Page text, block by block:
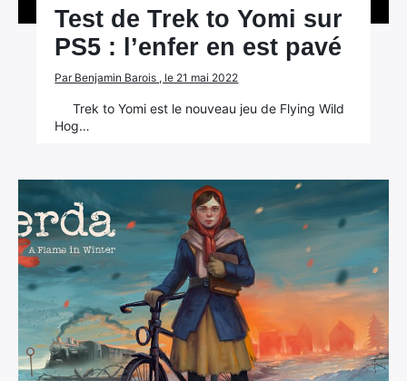
Test de Trek to Yomi sur
PS5 : l’enfer en est pavé
Par Benjamin Barois , le 21 mai 2022
Trek to Yomi est le nouveau jeu de Flying Wild
Hog…